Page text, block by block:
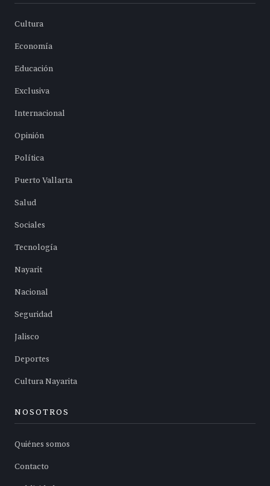
Cultura
Economía
Educación
Exclusiva
Internacional
Opinión
Política
Puerto Vallarta
Salud
Sociales
Tecnología
Nayarit
Nacional
Seguridad
Jalisco
Deportes
Cultura Nayarita
NOSOTROS
Quiénes somos
Contacto